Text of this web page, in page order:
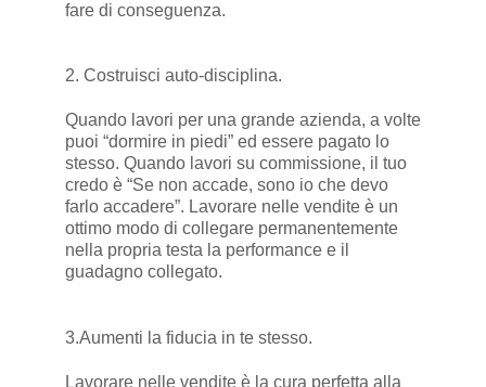
fare di conseguenza.
2. Costruisci auto-disciplina.
Quando lavori per una grande azienda, a volte
puoi “dormire in piedi” ed essere pagato lo
stesso. Quando lavori su commissione, il tuo
credo è “Se non accade, sono io che devo
farlo accadere”. Lavorare nelle vendite è un
ottimo modo di collegare permanentemente
nella propria testa la performance e il
guadagno collegato.
3.Aumenti la fiducia in te stesso.
Lavorare nelle vendite è la cura perfetta alla